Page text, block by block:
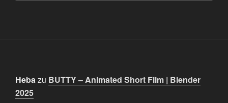
Hebazu BUTTY – Animated Short Film | Blender
2025